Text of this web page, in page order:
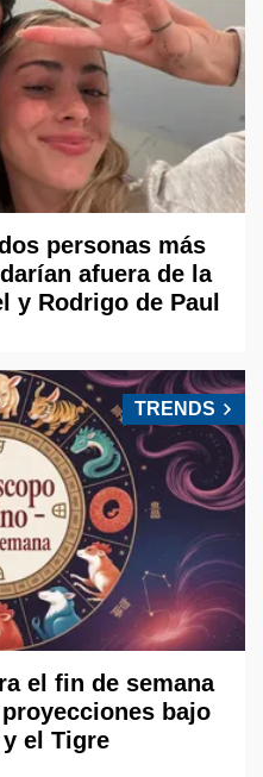
personas más
afuera de la
y Rodrigo de Paul
TRENDS
el fin de semana
bajo
el Tigre